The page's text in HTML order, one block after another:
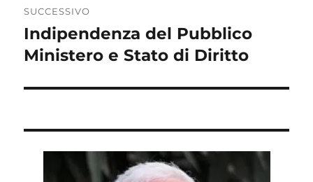
SUCCESSIVO
Articolo
successivo:
Indipendenza del Pubblico
Ministero e Stato di Diritto